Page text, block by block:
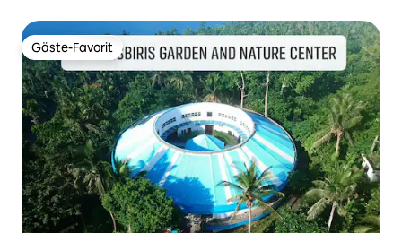
Gäste-Favorit
Gäste-Favorit